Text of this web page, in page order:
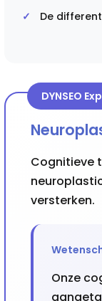
De
DYNSEO
Cognitieve
versterken.
Onze